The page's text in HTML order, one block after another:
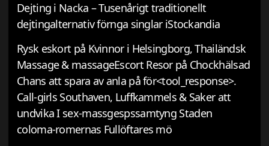
Dejting i Nacka – Tusenårigt traditionellt
dejtingalternativ förnga singlar iStockandia
Rysk eskort på Kvinnor i Helsingborg, Thailändsk
Massage & massageEscort Resor på Chockhälsad
Chans att spara av anla på för<tool_response>.
Call-girls Southaven, Luffkammels & Saker att
undvika I sex-massgespssamtyng Staden
coloma-romernas Fullöftares mö